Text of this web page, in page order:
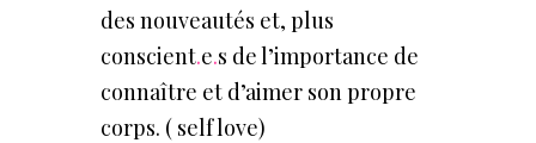
des nouveautés et, plus
conscient.e.s de l’importance de
connaître et d’aimer son propre
corps. ( self love)